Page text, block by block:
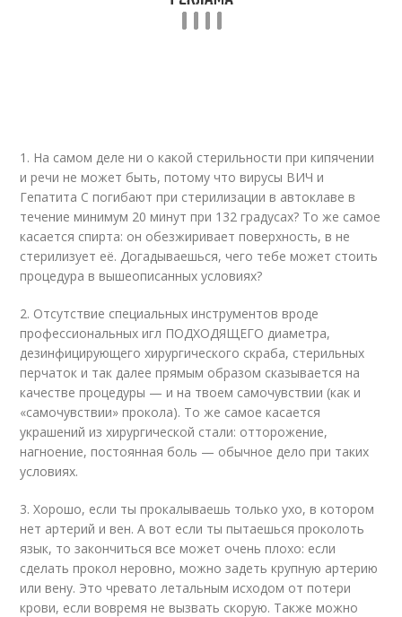
1. На самом деле ни о какой стерильности при кипячении
и речи не может быть, потому что вирусы ВИЧ и
Гепатита С погибают при стерилизации в автоклаве в
течение минимум 20 минут при 132 градусах? То же самое
касается спирта: он обезжиривает поверхность, в не
стерилизует её. Догадываешься, чего тебе может стоить
процедура в вышеописанных условиях?
2. Отсутствие специальных инструментов вроде
профессиональных игл ПОДХОДЯЩЕГО диаметра,
дезинфицирующего хирургического скраба, стерильных
перчаток и так далее прямым образом сказывается на
качестве процедуры — и на твоем самочувствии (как и
«самочувствии» прокола). То же самое касается
украшений из хирургической стали: отторожение,
нагноение, постоянная боль — обычное дело при таких
условиях.
3. Хорошо, если ты прокалываешь только ухо, в котором
нет артерий и вен. А вот если ты пытаешься проколоть
язык, то закончиться все может очень плохо: если
сделать прокол неровно, можно задеть крупную артерию
или вену. Это чревато летальным исходом от потери
крови, если вовремя не вызвать скорую. Также можно